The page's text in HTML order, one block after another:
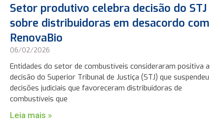
Setor produtivo celebra decisão do STJ
sobre distribuidoras em desacordo com
RenovaBio
06/02/2026
Entidades do setor de combustíveis consideraram positiva a
decisão do Superior Tribunal de Justiça (STJ) que suspendeu
decisões judiciais que favoreceram distribuidoras de
combustíveis que
Leia mais »